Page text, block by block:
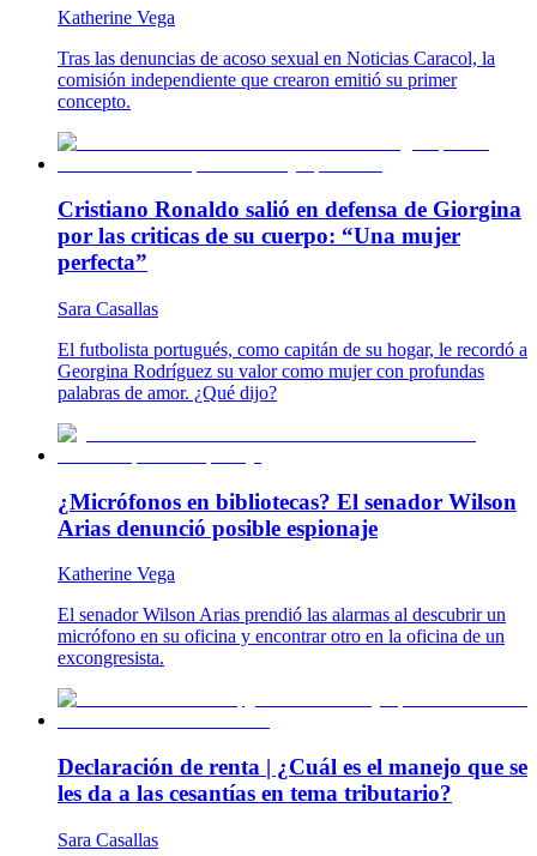
Katherine Vega
Tras las denuncias de acoso sexual en Noticias Caracol, la
comisión independiente que crearon emitió su primer
concepto.
Cristiano Ronaldo salió en defensa de Giorgina
por las criticas de su cuerpo: “Una mujer
perfecta”
Sara Casallas
El futbolista portugués, como capitán de su hogar, le recordó a
Georgina Rodríguez su valor como mujer con profundas
palabras de amor. ¿Qué dijo?
¿Micrófonos en bibliotecas? El senador Wilson
Arias denunció posible espionaje
Katherine Vega
El senador Wilson Arias prendió las alarmas al descubrir un
micrófono en su oficina y encontrar otro en la oficina de un
excongresista.
Declaración de renta | ¿Cuál es el manejo que se
les da a las cesantías en tema tributario?
Sara Casallas